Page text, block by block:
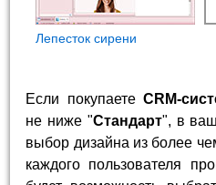
Лепесток сирени
Если покупаете CRM-
не ниже "Стандарт", в
выбор дизайна из более
каждого пользователя